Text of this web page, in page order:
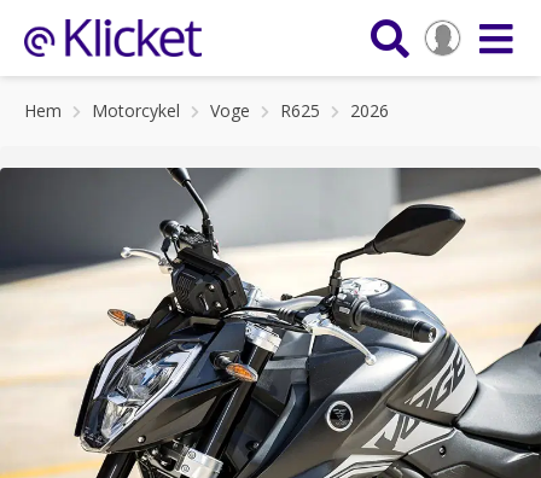
Hem Motorcykel Voge R625 2026